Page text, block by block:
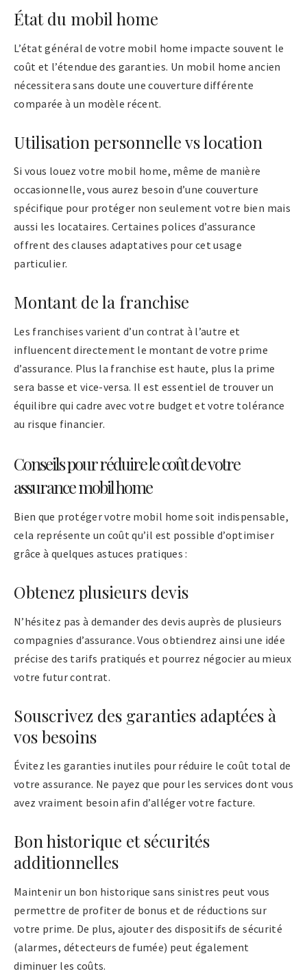
État du mobil home
L’état général de votre mobil home impacte souvent le
coût et l’étendue des garanties. Un mobil home ancien
nécessitera sans doute une couverture différente
comparée à un modèle récent.
Utilisation personnelle vs location
Si vous louez votre mobil home, même de manière
occasionnelle, vous aurez besoin d’une couverture
spécifique pour protéger non seulement votre bien mais
aussi les locataires. Certaines polices d’assurance
offrent des clauses adaptatives pour cet usage
particulier.
Montant de la franchise
Les franchises varient d’un contrat à l’autre et
influencent directement le montant de votre prime
d’assurance. Plus la franchise est haute, plus la prime
sera basse et vice-versa. Il est essentiel de trouver un
équilibre qui cadre avec votre budget et votre tolérance
au risque financier.
Conseils pour réduire le coût de votre
assurance mobil home
Bien que protéger votre mobil home soit indispensable,
cela représente un coût qu’il est possible d’optimiser
grâce à quelques astuces pratiques :
Obtenez plusieurs devis
N’hésitez pas à demander des devis auprès de plusieurs
compagnies d’assurance. Vous obtiendrez ainsi une idée
précise des tarifs pratiqués et pourrez négocier au mieux
votre futur contrat.
Souscrivez des garanties adaptées à
vos besoins
Évitez les garanties inutiles pour réduire le coût total de
votre assurance. Ne payez que pour les services dont vous
avez vraiment besoin afin d’alléger votre facture.
Bon historique et sécurités
additionnelles
Maintenir un bon historique sans sinistres peut vous
permettre de profiter de bonus et de réductions sur
votre prime. De plus, ajouter des dispositifs de sécurité
(alarmes, détecteurs de fumée) peut également
diminuer les coûts.